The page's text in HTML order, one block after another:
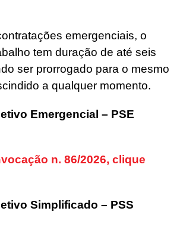
emergenciais, o
tem duração de até seis
ser prorrogado para o mesmo
a qualquer momento.
Emergencial – PSE
n. 86/2026, clique
Simplificado – PSS